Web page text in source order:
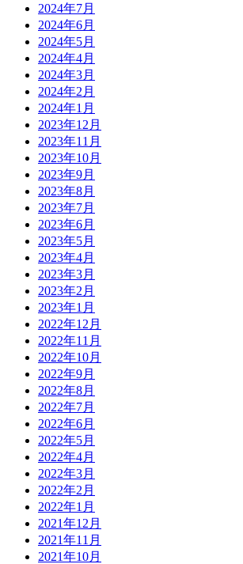
2024年7月
2024年6月
2024年5月
2024年4月
2024年3月
2024年2月
2024年1月
2023年12月
2023年11月
2023年10月
2023年9月
2023年8月
2023年7月
2023年6月
2023年5月
2023年4月
2023年3月
2023年2月
2023年1月
2022年12月
2022年11月
2022年10月
2022年9月
2022年8月
2022年7月
2022年6月
2022年5月
2022年4月
2022年3月
2022年2月
2022年1月
2021年12月
2021年11月
2021年10月